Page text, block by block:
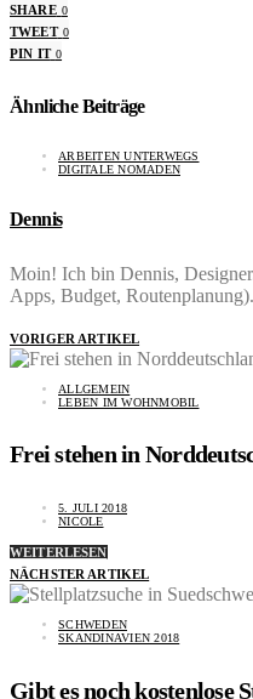
SHARE 0
TWEET 0
PIN IT 0
Ähnliche Beiträge
ARBEITEN UNTERWEGS
DIGITALE NOMADEN
Dennis
Moin! Ich bin Dennis,
Apps, Budget, Routenplanung).
VORIGER ARTIKEL
ALLGEMEIN
LEBEN IM WOHNMOBIL
Frei stehen in
5. JULI 2018
NICOLE
WEITERLESEN
NÄCHSTER ARTIKEL
SCHWEDEN
SKANDINAVIEN 2018
Gibt es noch kostenlose